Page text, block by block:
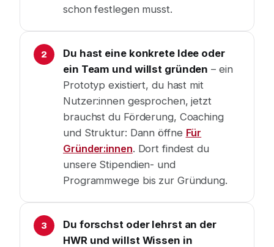
schon festlegen musst.
Du hast eine konkrete Idee oder
ein Team und willst gründen – ein
Prototyp existiert, du hast mit
Nutzer:innen gesprochen, jetzt
brauchst du Förderung, Coaching
und Struktur: Dann öffne Für
Gründer:innen. Dort findest du
unsere Stipendien- und
Programmwege bis zur Gründung.
Du forschst oder lehrst an der
HWR und willst Wissen in